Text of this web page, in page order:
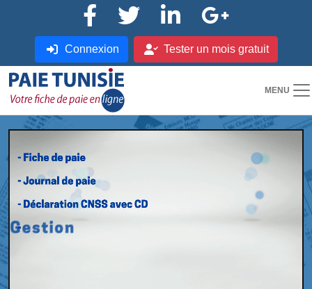
Connexion Tester un mois gratuit
MENU